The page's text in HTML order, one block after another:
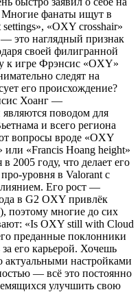
Многие фанаты ищут в
«OXY crosshair»
это наглядный признак
своей филигранной
к игре Фрэнсис «OXY»
следят на
его происхождение?
Хоанг —
являются поводом для
и всего региона
вопросы вроде «OXY
«Francis Hoang height»
2005 году, что делает его
в Valorant с
Его рост —
в G2 OXY привлёк
поэтому многие до сих
«Is OXY still with Cloud
преданные поклонники
его карьерой. Хочешь
актуальными настройками
— всё это постоянно
улучшить свою